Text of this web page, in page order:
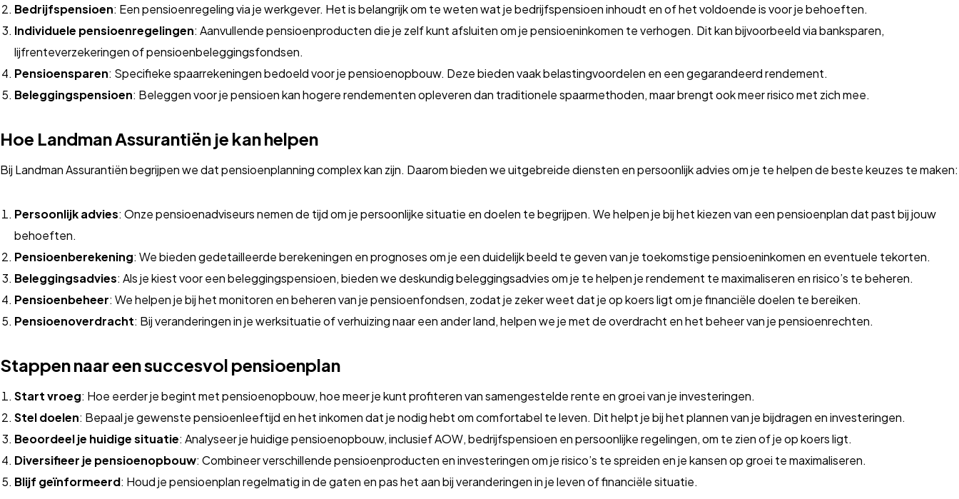
Bedrijfspensioen: Een pensioenregeling via je werkgever. Het is belangrijk om te weten wat je bedrijfspensioen inhoudt en of het voldoende is voor je behoeften.
Individuele pensioenregelingen: Aanvullende pensioenproducten die je zelf kunt afsluiten om je pensioeninkomen te verhogen. Dit kan bijvoorbeeld via banksparen,
lijfrenteverzekeringen of pensioenbeleggingsfondsen.
Pensioensparen: Specifieke spaarrekeningen bedoeld voor je pensioenopbouw. Deze bieden vaak belastingvoordelen en een gegarandeerd rendement.
Beleggingspensioen: Beleggen voor je pensioen kan hogere rendementen opleveren dan traditionele spaarmethoden, maar brengt ook meer risico met zich mee.
Hoe Landman Assurantiën je kan helpen
Bij Landman Assurantiën begrijpen we dat pensioenplanning complex kan zijn. Daarom bieden we uitgebreide diensten en persoonlijk advies om je te helpen de beste keuzes te maken:
Persoonlijk advies: Onze pensioenadviseurs nemen de tijd om je persoonlijke situatie en doelen te begrijpen. We helpen je bij het kiezen van een pensioenplan dat past bij jouw
behoeften.
Pensioenberekening: We bieden gedetailleerde berekeningen en prognoses om je een duidelijk beeld te geven van je toekomstige pensioeninkomen en eventuele tekorten.
Beleggingsadvies: Als je kiest voor een beleggingspensioen, bieden we deskundig beleggingsadvies om je te helpen je rendement te maximaliseren en risico’s te beheren.
Pensioenbeheer: We helpen je bij het monitoren en beheren van je pensioenfondsen, zodat je zeker weet dat je op koers ligt om je financiële doelen te bereiken.
Pensioenoverdracht: Bij veranderingen in je werksituatie of verhuizing naar een ander land, helpen we je met de overdracht en het beheer van je pensioenrechten.
Stappen naar een succesvol pensioenplan
Start vroeg: Hoe eerder je begint met pensioenopbouw, hoe meer je kunt profiteren van samengestelde rente en groei van je investeringen.
Stel doelen: Bepaal je gewenste pensioenleeftijd en het inkomen dat je nodig hebt om comfortabel te leven. Dit helpt je bij het plannen van je bijdragen en investeringen.
Beoordeel je huidige situatie: Analyseer je huidige pensioenopbouw, inclusief AOW, bedrijfspensioen en persoonlijke regelingen, om te zien of je op koers ligt.
Diversifieer je pensioenopbouw: Combineer verschillende pensioenproducten en investeringen om je risico’s te spreiden en je kansen op groei te maximaliseren.
Blijf geïnformeerd: Houd je pensioenplan regelmatig in de gaten en pas het aan bij veranderingen in je leven of financiële situatie.